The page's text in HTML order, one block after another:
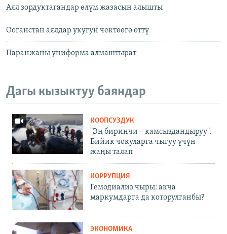
Аял зордуктагандар өлүм жазасын алышты
Ооганстан аялдар укугун чектөөгө өттү
Паранжаны униформа алмаштырат
Дагы кызыктуу баяндар
КООПСУЗДУК
"Эң биринчи – камсыздандыруу".
Бийик чокуларга чыгуу үчүн
жаңы талап
КОРРУПЦИЯ
Гемодиализ чыры: акча
маркумдарга да которулганбы?
ЭКОНОМИКА